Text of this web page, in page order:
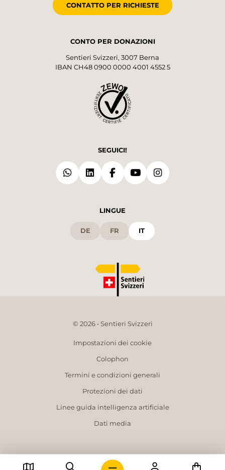
CONTATTO PER RICHIESTE
CONTO PER DONAZIONI
Sentieri Svizzeri, 3007 Berna
IBAN CH48 0900 0000 4001 4552 5
SEGUICI!
LINGUE
DE FR IT
© 2026 • Sentieri Svizzeri
Impostazioni dei cookie
Colophon
Termini e condizioni generali
Protezioni dei dati
Linee guida intelligenza artificiale
Dati media